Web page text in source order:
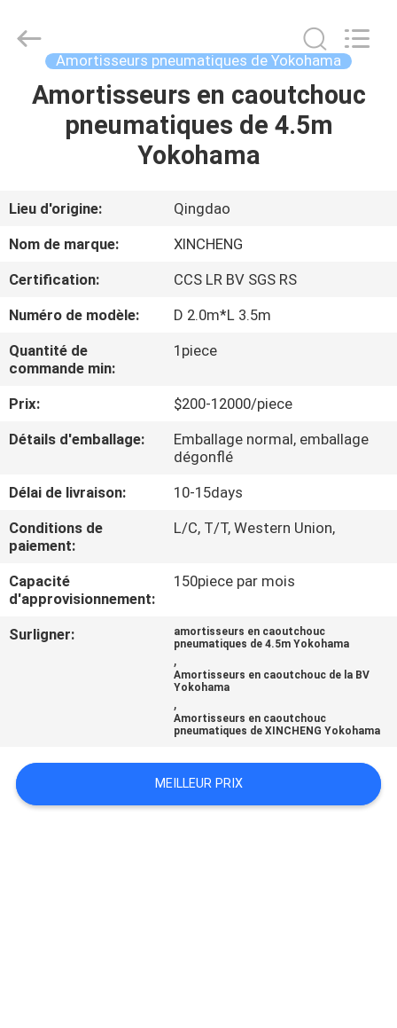
MAISON
VR
SHOW
A
PROPOS
DE
VISITE
CONTRÔLE
DE
QUALITÉ
CONTACTEZ-
CAS
Products
Reserved.
Amortisseurs pneumatiques de Yokohama
Amortisseurs en caoutchouc
pneumatiques de 4.5m
Yokohama
Lieu d'origine:
Qingdao
Nom de marque:
XINCHENG
Certification:
CCS LR BV SGS RS
Numéro de modèle:
D 2.0m*L 3.5m
Quantité de
commande min:
1piece
Prix:
$200-12000/piece
Détails d'emballage:
Emballage normal, emballage
dégonflé
Délai de livraison:
10-15days
Conditions de
paiement:
L/C, T/T, Western Union,
Capacité
d'approvisionnement:
150piece par mois
Surligner:
amortisseurs en caoutchouc
pneumatiques de 4.5m Yokohama
,
Amortisseurs en caoutchouc de la BV
Yokohama
,
Amortisseurs en caoutchouc
pneumatiques de XINCHENG Yokohama
MEILLEUR PRIX